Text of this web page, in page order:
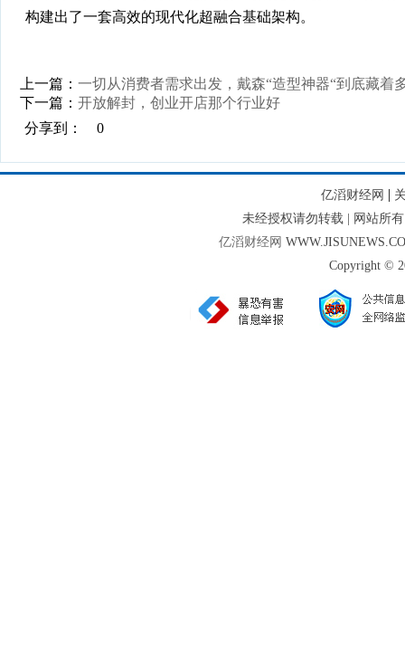
构建出了一套高效的现代化超融合基础架构。
上一篇： 一切从消费者需求出发，戴森“造型神器“到底藏着
下一篇： 开放解封，创业开店那个行业好
分享到：
0
亿滔财经网 |
未经授权请勿转载 | 网站所
亿滔财经网
Copyright ©